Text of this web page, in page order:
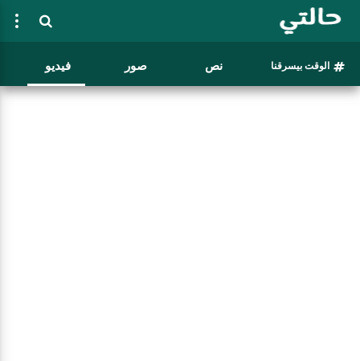
الوقت بيسرقنا نص صور فيديو